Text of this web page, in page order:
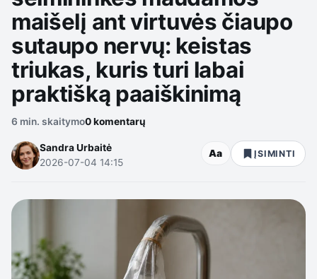
maišelį ant virtuvės čiaupo
sutaupo nervų: keistas
triukas, kuris turi labai
praktišką paaiškinimą
6 min. skaitymo0 komentarų
Sandra Urbaitė
2026-07-04 14:15
Aa ĮSIMINTI